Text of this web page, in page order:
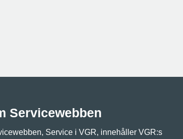
Servicewebben
Service i VGR, innehåller VGR:s